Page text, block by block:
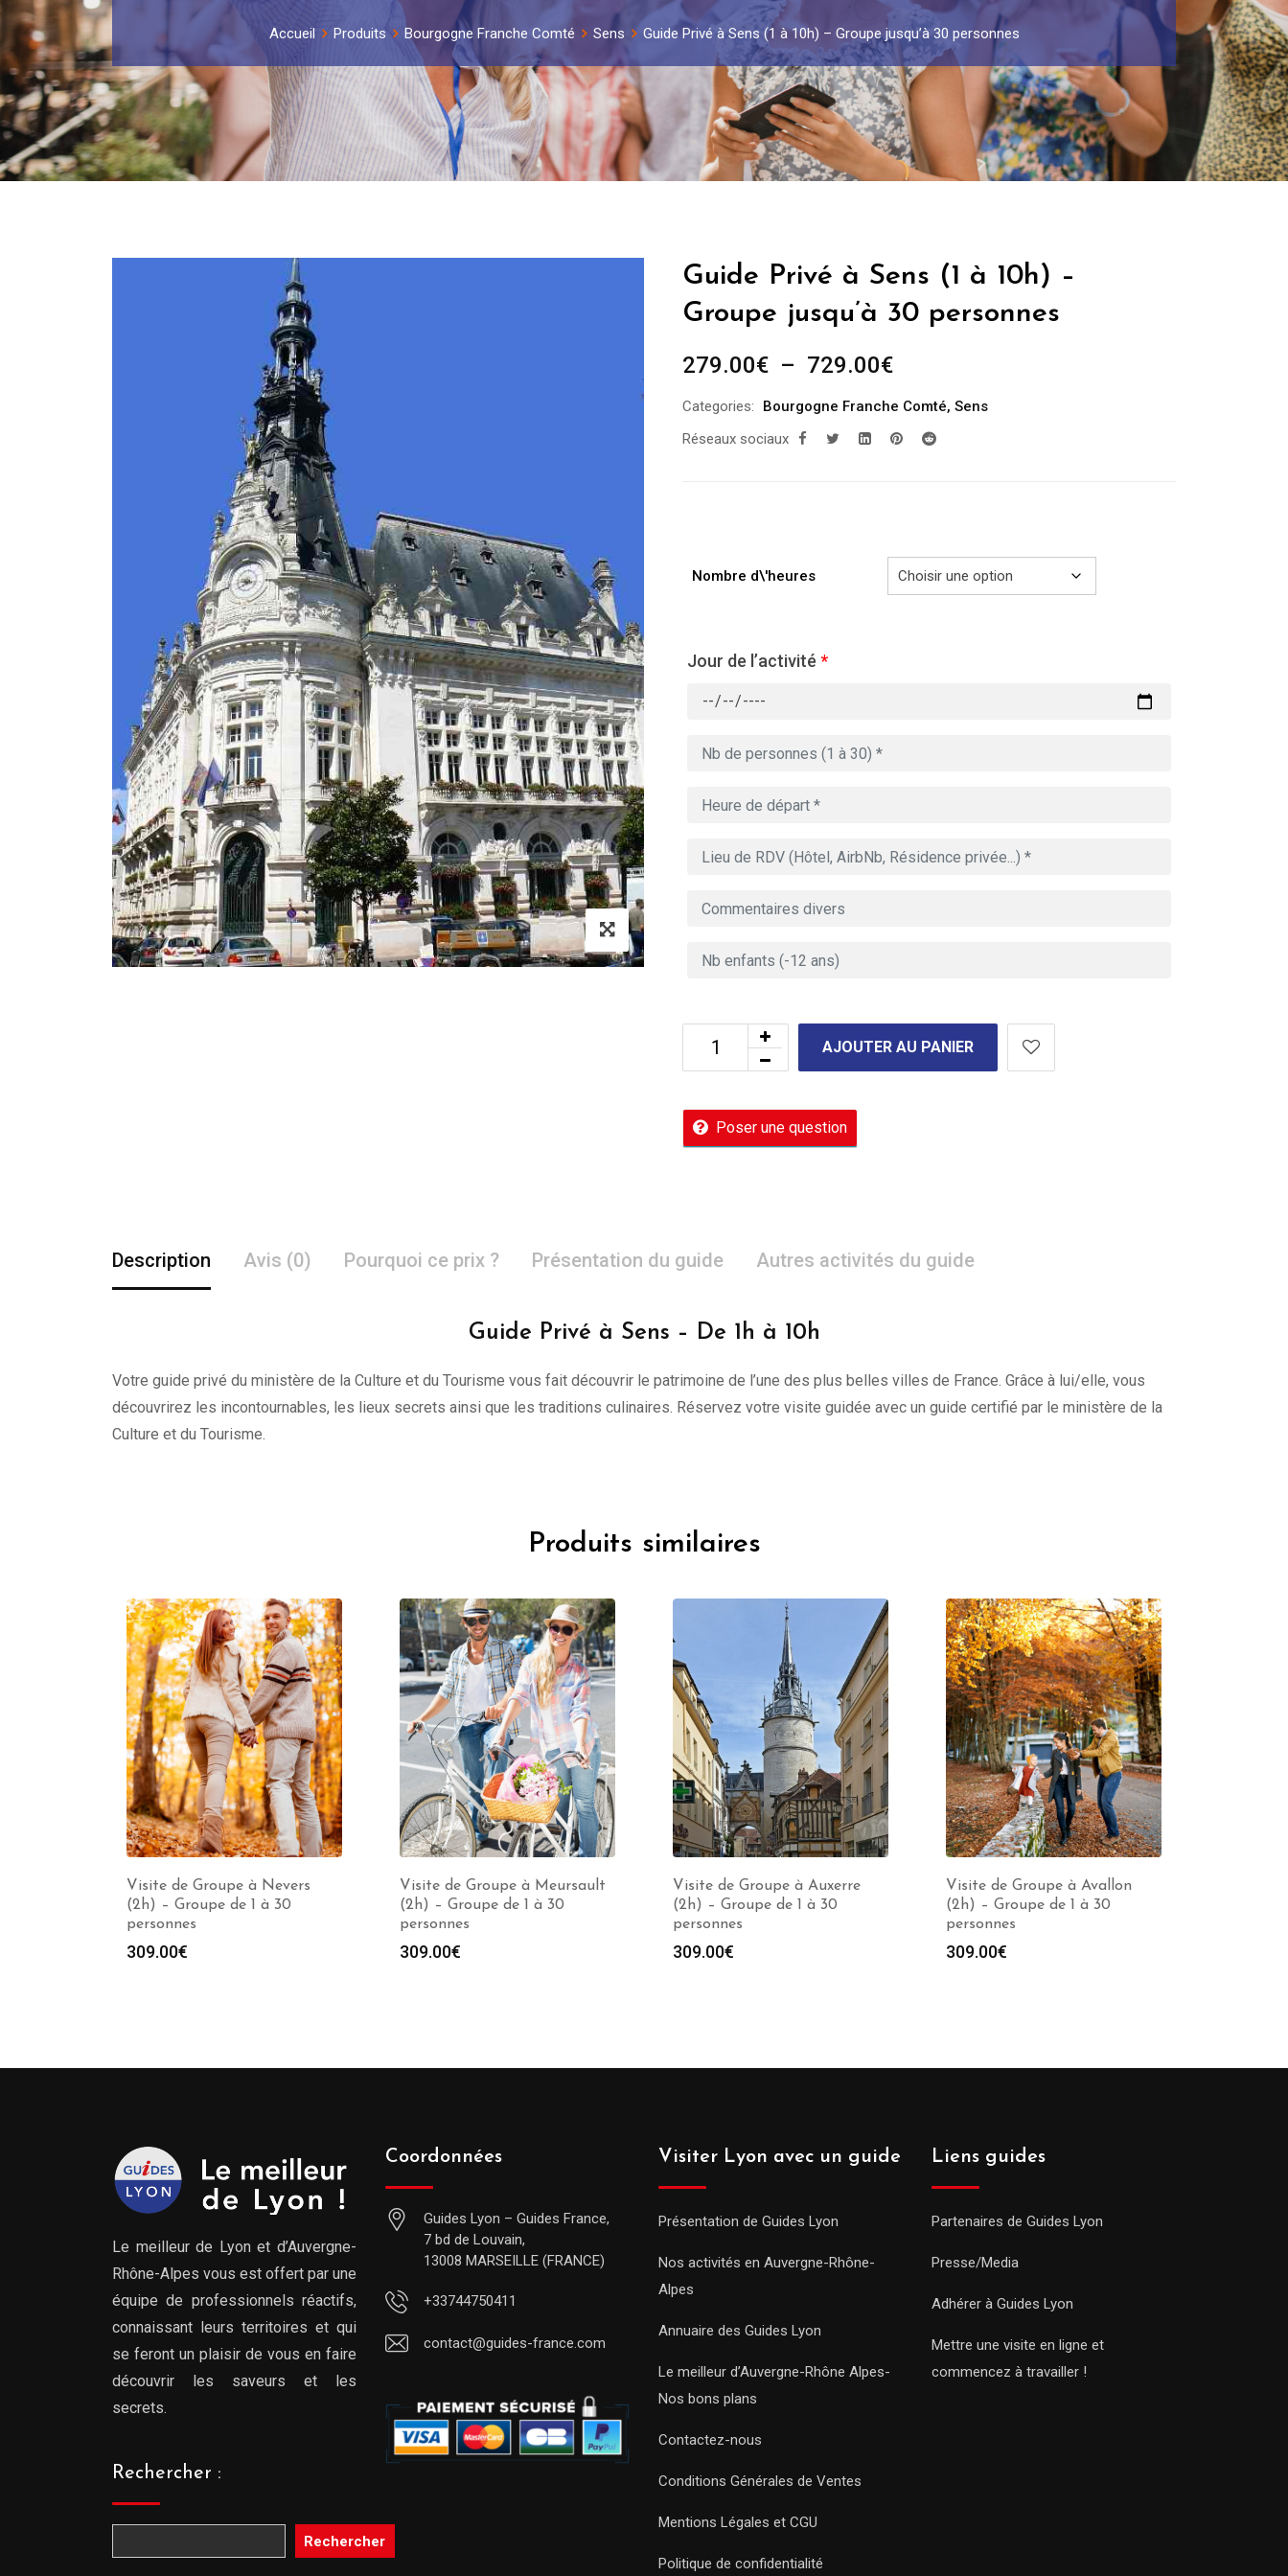
Accueil Produits Bourgogne Franche Comté Sens Guide Privé à Sens (1 à 10h) – Groupe jusqu’à 30 personnes
Guide Privé à Sens (1 à 10h) –
Groupe jusqu’à 30 personnes
279.00€ – 729.00€Plage
prix :
279.00€
Categories: Bourgogne Franche Comté, Sens
Réseaux sociaux
Nombre d\'heures
Jour de l’activité *
AJOUTER AU PANIER
Poser une question
Description Avis (0) Pourquoi ce prix ? Présentation du guide Autres activités du guide
Guide Privé à Sens – De 1h à 10h
Votre guide privé du ministère de la Culture et du Tourisme vous fait découvrir le patrimoine de l’une des plus belles villes de France. Grâce à lui/elle, vous
découvrirez les incontournables, les lieux secrets ainsi que les traditions culinaires. Réservez votre visite guidée avec un guide certifié par le ministère de la
Culture et du Tourisme.
Produits similaires
Visite de Groupe à Nevers
(2h) – Groupe de 1 à 30
personnes
309.00€
Visite de Groupe à Meursault
(2h) – Groupe de 1 à 30
personnes
309.00€
Visite de Groupe à Auxerre
(2h) – Groupe de 1 à 30
personnes
309.00€
Visite de Groupe à Avallon
(2h) – Groupe de 1 à 30
personnes
309.00€
Le meilleur de Lyon et d’Auvergne-
Rhône-Alpes vous est offert par une
équipe de professionnels réactifs,
connaissant leurs territoires et qui
se feront un plaisir de vous en faire
découvrir les saveurs et les
secrets.
Rechercher :
Rechercher
Coordonnées
Guides Lyon – Guides France,
7 bd de Louvain,
13008 MARSEILLE (FRANCE)
+33744750411
contact@guides-france.com
Visiter Lyon avec un guide
Présentation de Guides Lyon
Nos activités en Auvergne-Rhône-
Alpes
Annuaire des Guides Lyon
Le meilleur d’Auvergne-Rhône Alpes-
Nos bons plans
Contactez-nous
Conditions Générales de Ventes
Mentions Légales et CGU
Politique de confidentialité
Liens guides
Partenaires de Guides Lyon
Presse/Media
Adhérer à Guides Lyon
Mettre une visite en ligne et
commencez à travailler !